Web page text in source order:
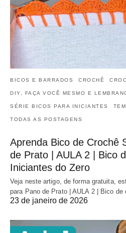
BICOS E BARRADOS CROCHÊ
DIY, FAÇA VOCÊ MESMO E
SÉRIE BICOS PARA INICIANTES
TODAS AS POSTAGENS
Aprenda Bico de Crochê
de Prato | AULA 2 | Bico
Iniciantes do Zero
Veja neste artigo, de forma gratuita,
para Pano de Prato | AULA 2 | Bico de
23 de janeiro de 2026